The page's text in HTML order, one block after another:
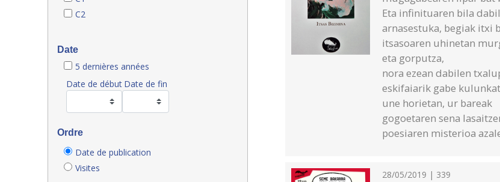
C2
Date
5 dernières années
Date de début Date de fin
Ordre
Date de publication
Visites
Eta infinituaren bila
arnasestuka, begiak itxi
itsasoaren uhinetan
eta gorputza,
nora ezean dabilen
eskifaiarik gabe
une horietan, ur bareak
gogoetaren sena
poesiaren misterioa
28/05/2019 | 339